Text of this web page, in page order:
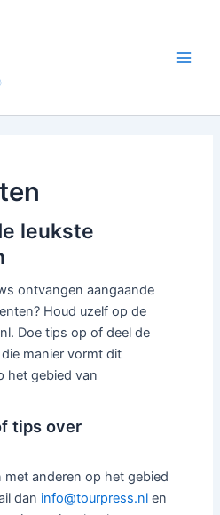
leukste
ontvangen aangaande
Houd uzelf op de
Doe tips op of deel de
manier vormt dit
het gebied van
tips over
met anderen op het gebied
dan info@tourpress.nlen